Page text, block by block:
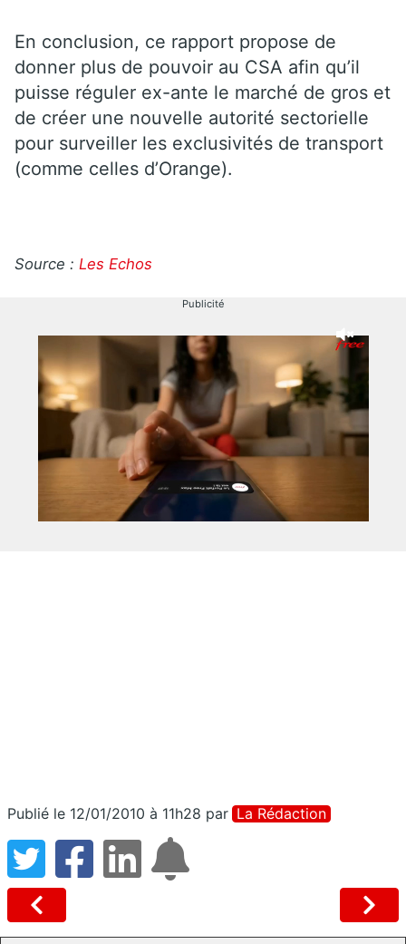
En conclusion, ce rapport propose de
donner plus de pouvoir au CSA afin qu’il
puisse réguler ex-ante le marché de gros et
de créer une nouvelle autorité sectorielle
pour surveiller les exclusivités de transport
(comme celles d’Orange).
Source : Les Echos
Publicité
Publié le 12/01/2010 à 11h28 par La Rédaction